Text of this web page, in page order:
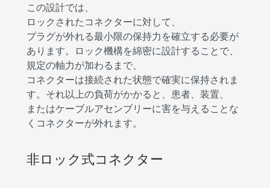
この設計では、
ロックされたコネクターに対して、
プラグが外れる最小限の保持力を確立する必要が
あります。ロック機構を綿密に設計することで、
規定の軸力が加わるまで、
コネクターは接続された状態で確実に保持されま
す。それ以上の負荷がかかると、患者、装置、
またはケーブルアセンブリーに害を与えることな
くコネクターが外れます。
非ロック式コネクター